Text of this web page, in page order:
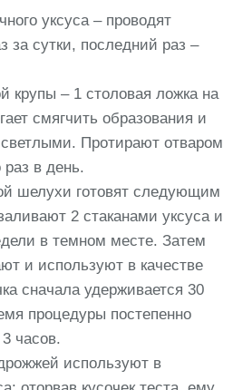
уксуса – проводят
за сутки, последний раз –
крупы – 1 столовая ложка на
смягчить образования и
Протирают отваром
раз в день.
шелухи готовят следующим
2 стаканами уксуса и
в темном месте. Затем
и используют в качестве
сначала удерживается 30
процедуры постепенно
часов.
используют в